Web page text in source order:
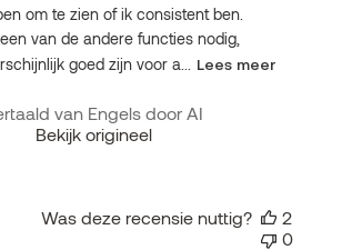
om te zien of ik consistent ben.
van de andere functies nodig,
goed zijn voor a...
Lees meer
van Engels door AI
Bekijk origineel
Was deze recensie nuttig?
2
0